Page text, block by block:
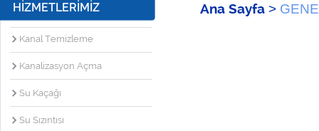
HİZMETLERİMİZ
Kanal Temizleme
Kanalizasyon Açma
Su Kaçağı
Su Sızıntısı
Ana Sayfa >